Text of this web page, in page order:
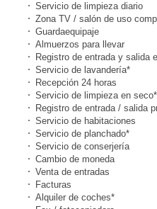
Servicio de limpieza diario
Zona TV / salón de uso
Guardaequipaje
Almuerzos para llevar
Registro de entrada y salida
Servicio de lavandería*
Recepción 24 horas
Servicio de limpieza en seco*
Registro de entrada / salida
Servicio de habitaciones
Servicio de planchado*
Servicio de conserjería
Cambio de moneda
Venta de entradas
Facturas
Alquiler de coches*